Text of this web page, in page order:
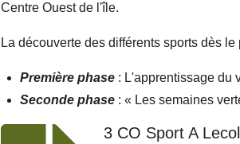
Centre Ouest de l'île.
La découverte des différents sports dès
Première phase : L'apprentissage du
Seconde phase : « Les semaines
3 CO Sport A